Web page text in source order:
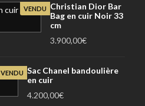
VENDU
Christian Dior Bar
Bag en cuir Noir 33
cm
3.900,00€
VENDU Sac Chanel bandoulière
en cuir
4.200,00€